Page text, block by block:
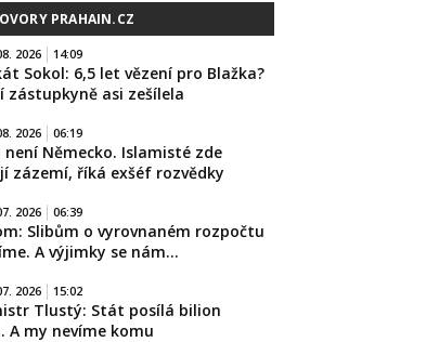
PRAHAIN.CZ
2026 14:09
Sokol: 6,5 let vězení pro Blažka?
zástupkyně asi zešílela
2026 06:19
není Německo. Islamisté zde
zázemí, říká exšéf rozvědky
2026 06:39
Slibům o vyrovnaném rozpočtu
A výjimky se nám…
2026 15:02
Tlustý: Stát posílá bilion
A my nevíme komu